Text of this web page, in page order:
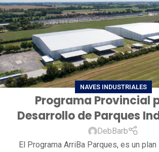
NAVES INDUSTRIALES
Programa Provincial
Desarrollo de Parques
DebBarb
El Programa ArriBa Parques, es un plan